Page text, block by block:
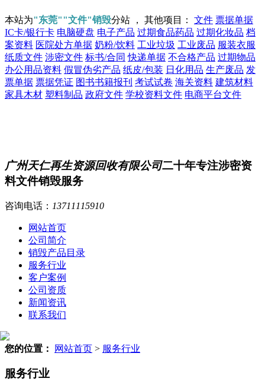
本站为"东莞""文件"销毁分站 ， 其他项目： 文件 票据单据
IC卡/银行卡 电脑硬盘 电子产品 过期食品药品 过期化妆品 档
案资料 医院处方单据 奶粉/饮料 工业垃圾 工业废品 服装衣服
纸质文件 涉密文件 标书/合同 快递单据 不合格产品 过期物品
办公用品资料 假冒伪劣产品 纸皮/包装 日化用品 生产废品 发
票单据 票据凭证 图书书籍报刊 考试试卷 海关资料 建筑材料
家具木材 塑料制品 政府文件 学校资料文件 电商平台文件
广州天仁再生资源回收有限公司二十年专注涉密资
料文件销毁服务
咨询电话： 13711115910
网站首页
公司简介
销毁产品目录
服务行业
客户案例
公司资质
新闻资讯
联系我们
您的位置： 网站首页 > 服务行业
服务行业